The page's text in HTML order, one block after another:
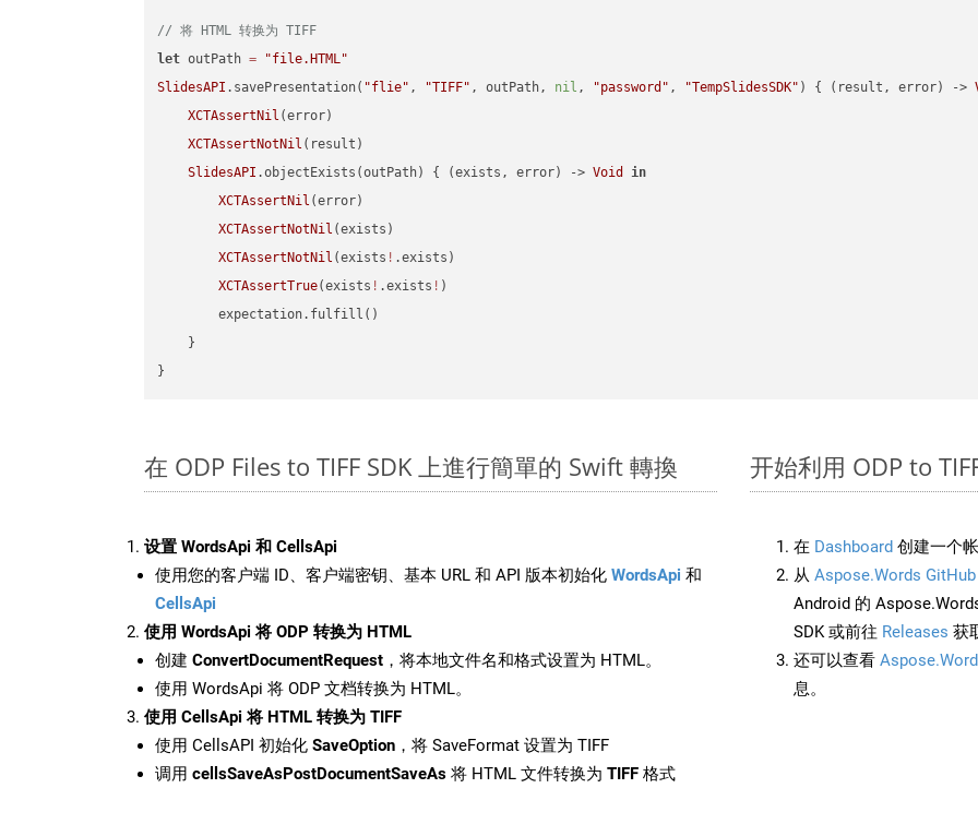
// 将 HTML 转换为 TIFF
let outPath =
"file.HTML"
SlidesAPI .savePresentation( "flie" , "TIFF" , outPath, nil , "password" , "TempSlidesSDK" ) { (result, error) ->
XCTAssertNil (error)
XCTAssertNotNil (result)
SlidesAPI .objectExists(outPath) { (exists, error) -> Void
in
XCTAssertNil (error)
XCTAssertNotNil (exists)
XCTAssertNotNil (exists ! .exists)
XCTAssertTrue(exists ! .exists ! )
        expectation.fulfill()
    }
在 ODP Files to TIFF SDK 上進行簡單的 Swift 轉換
设置 WordsApi 和 CellsApi
使用您的客户端 ID、客户端密钥、基本 URL 和 API 版本初始化 WordsApi 和
CellsApi
使用 WordsApi 将 ODP 转换为 HTML
创建 ConvertDocumentRequest ，将本地文件名和格式设置为 HTML。
使用 WordsApi 将 ODP 文档转换为 HTML。
使用 CellsApi 将 HTML 转换为 TIFF
使用 CellsAPI 初始化 SaveOption ，将 SaveFormat 设置为 TIFF
调用 cellsSaveAsPostDocumentSaveAs 将 HTML 文件转换为 TIFF 格式
开始利用 ODP to
在 Dashboard 创建一个
从 Aspose.Words GitHub
Android 的
SDK 或前往 Releases 获
还可以查看
息。